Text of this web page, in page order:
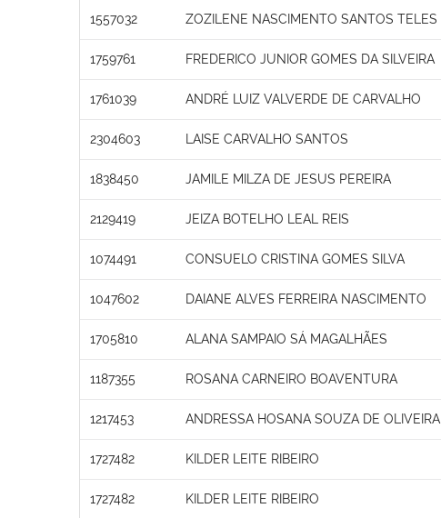
1557032 ZOZILENE NASCIMENTO SANTOS TELES
1759761 FREDERICO JUNIOR GOMES DA SILVEIRA
1761039 ANDRÉ LUIZ VALVERDE DE CARVALHO
2304603 LAISE CARVALHO SANTOS
1838450 JAMILE MILZA DE JESUS PEREIRA
2129419 JEIZA BOTELHO LEAL REIS
1074491 CONSUELO CRISTINA GOMES SILVA
1047602 DAIANE ALVES FERREIRA NASCIMENTO
1705810 ALANA SAMPAIO SÁ MAGALHÃES
1187355 ROSANA CARNEIRO BOAVENTURA
1217453 ANDRESSA HOSANA SOUZA DE OLIVEIRA
1727482 KILDER LEITE RIBEIRO
1727482 KILDER LEITE RIBEIRO